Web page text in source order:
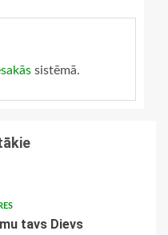
sistēmā.
tavs Dievs